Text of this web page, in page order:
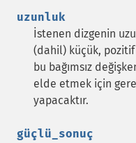
uzunluk
İstenen dizgenin
(dahil) küçük, pozitif
bu bağımsız
elde etmek için
yapacaktır.
güçlü_sonuç